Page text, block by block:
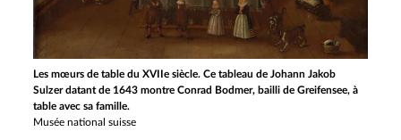
Les mœurs de table du XVIIe siècle. Ce tableau de Johann Jakob
Sulzer datant de 1643 montre Conrad Bodmer, bailli de Greifensee, à
table avec sa famille.
Musée national suisse